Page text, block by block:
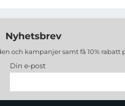
Nyhetsbrev
och kampanjer samt få 10% rabatt
Din e-post